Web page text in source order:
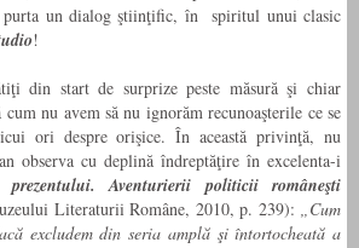
purta un dialog ştiinţific, în spiritul unui clasic
!
din start de surprize peste măsură şi chiar
nu avem să nu ignorăm recunoaşterile ce se
ori despre orişice. În această privinţă, nu
observa cu deplină îndreptăţire în excelenta-i
Aventurierii politicii româneşti
Literaturii Române, 2010, p. 239): „Cum
excludem din seria amplă şi întortocheată a